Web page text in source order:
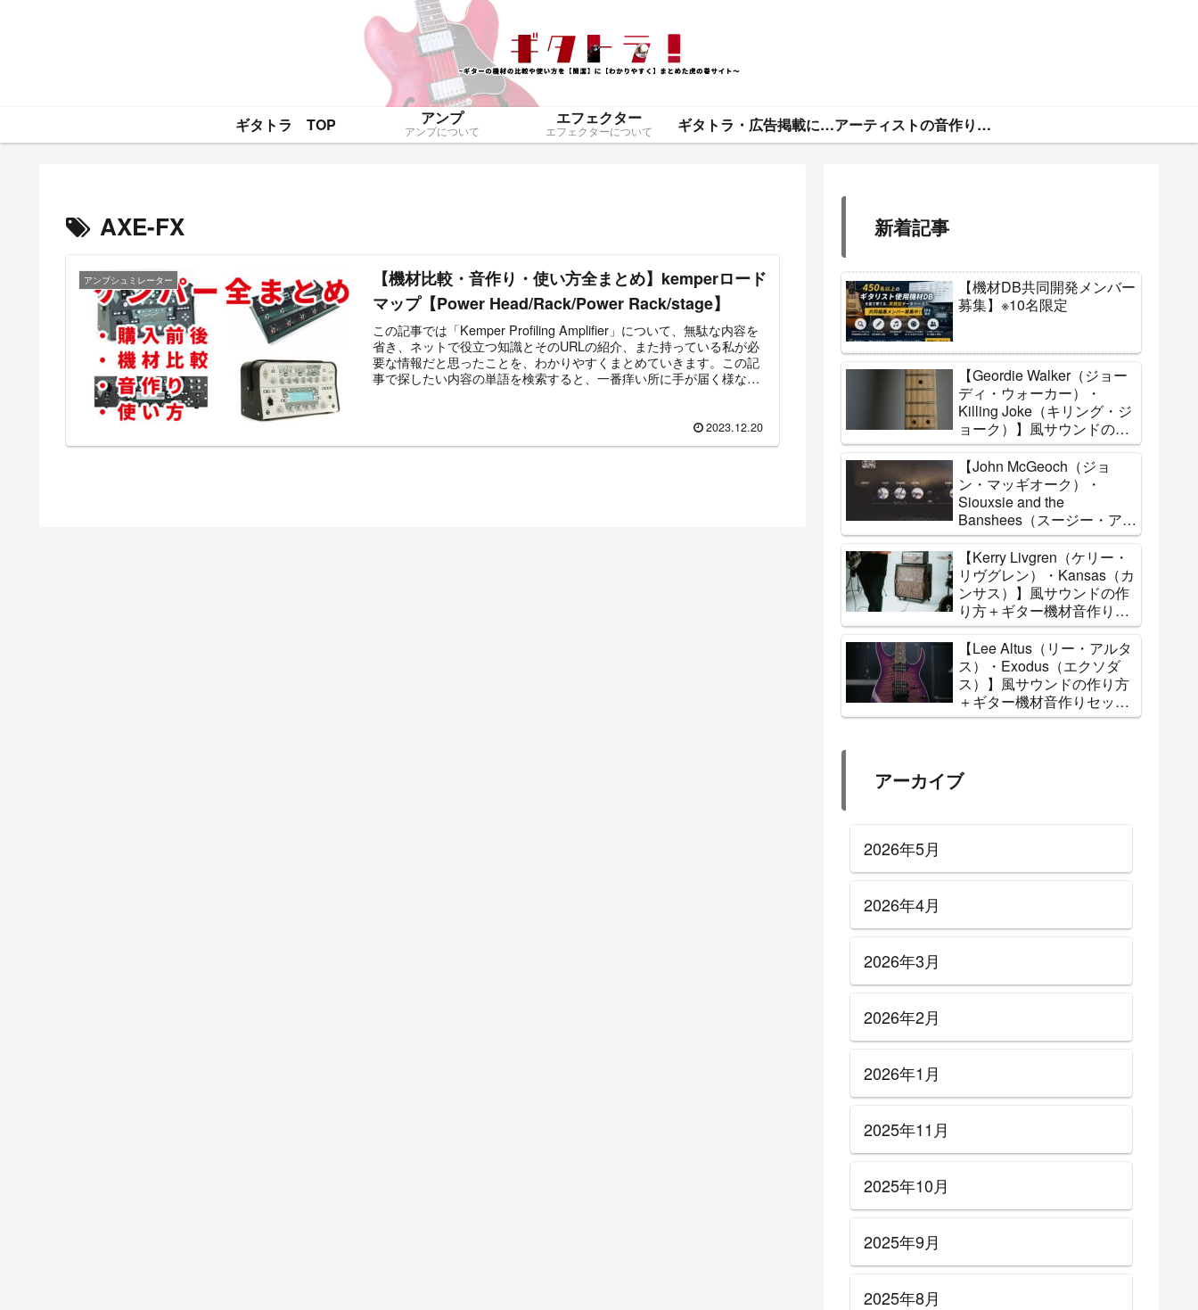
ギタトラ TOP アンプ
アンプについて
エフェクター
エフェクターについて ギタトラ・広告掲載について アーティストの音作りと機材まとめ
AXE-FX
アンプシュミレーター
【機材比較・音作り・使い方全まとめ】kemperロード
マップ【Power Head/Rack/Power Rack/stage】
この記事では「Kemper Profiling Amplifier」について、無駄な内容を
省き、ネットで役立つ知識とそのURLの紹介、また持っている私が必
要な情報だと思ったことを、わかりやすくまとめていきます。この記
事で探したい内容の単語を検索すると、一番痒い所に手が届く様な情
2023.12.20
新着記事
【機材DB共同開発メンバー
募集】※10名限定
【Geordie Walker（ジョー
ディ・ウォーカー）・
Killing Joke（キリング・ジ
ョーク）】風サウンドの作
り方＋ギター機材音作りセ
ッティングのまとめ【エフ
ェクター・アンプ】
【John McGeoch（ジョ
ン・マッギオーク）・
Siouxsie and the
Banshees（スージー・アン
ド・ザ・バンシーズ）】風
サウンドの作り方＋ギター
機材音作りセッティングの
まとめ【エフェクター・ア
ンプ】
【Kerry Livgren（ケリー・
リヴグレン）・Kansas（カ
ンサス）】風サウンドの作
り方＋ギター機材音作りセ
ッティングのまとめ【エフ
ェクター・アンプ】
【Lee Altus（リー・アルタ
ス）・Exodus（エクソダ
ス）】風サウンドの作り方
＋ギター機材音作りセッテ
ィングのまとめ【エフェク
アーカイブ
2026年5月
2026年4月
2026年3月
2026年2月
2026年1月
2025年11月
2025年10月
2025年9月
2025年8月